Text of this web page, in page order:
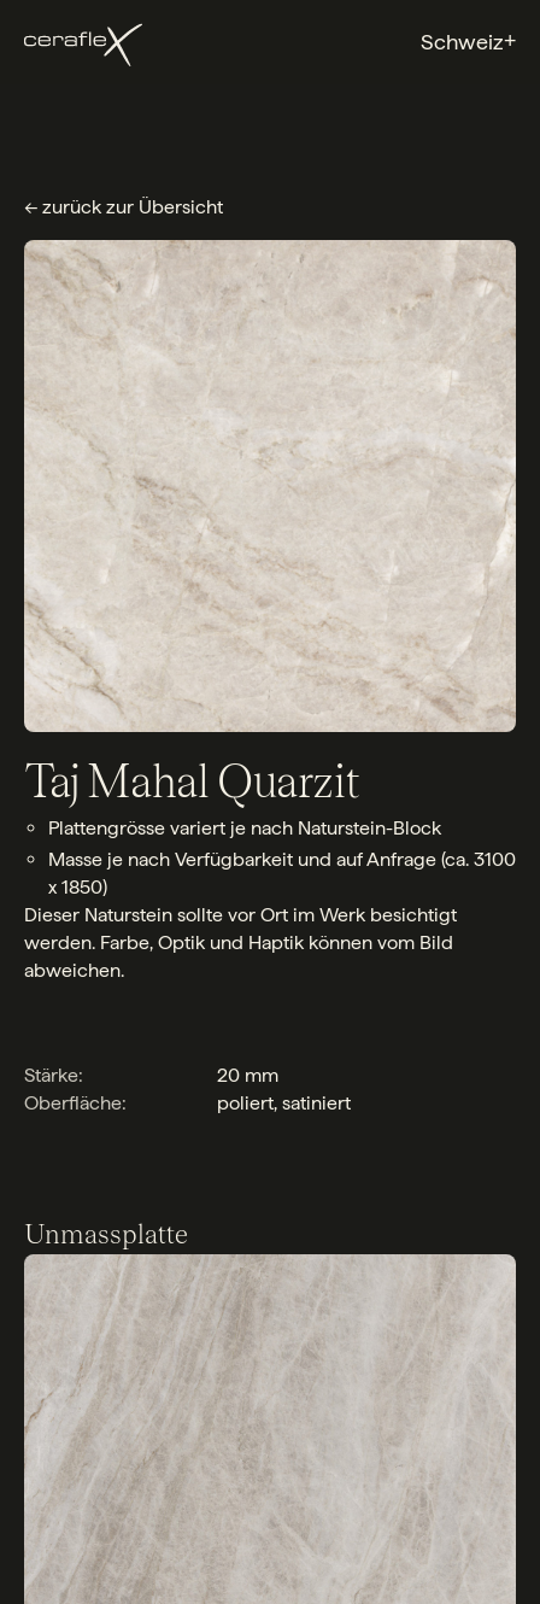
Schweiz+
← zurück zur Übersicht
Taj Mahal Quarzit
Plattengrösse variert je nach Naturstein-Block
Masse je nach Verfügbarkeit und auf Anfrage (ca. 3100
x 1850)
Dieser Naturstein sollte vor Ort im Werk besichtigt
werden. Farbe, Optik und Haptik können vom Bild
abweichen.
Stärke:
20 mm
Oberfläche:
poliert, satiniert
Unmassplatte